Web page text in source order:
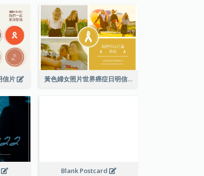
信片 黃色婦女照片世界癌症日明信片
Blank Postcard